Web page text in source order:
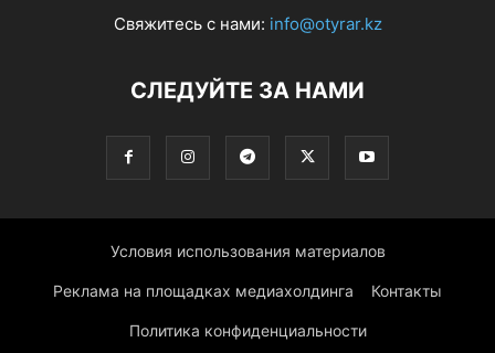
Свяжитесь с нами: info@otyrar.kz
СЛЕДУЙТЕ ЗА НАМИ
Условия использования материалов
Реклама на площадках медиахолдинга Контакты
Политика конфиденциальности